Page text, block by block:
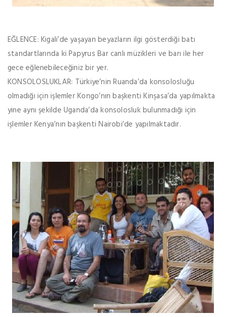
EĞLENCE: Kigali’de yaşayan beyazların ilgi gösterdiği batı
standartlarında ki Papyrus Bar canlı müzikleri ve barı ile her
gece eğlenebileceğiniz bir yer.
KONSOLOSLUKLAR: Türkiye’nin Ruanda’da konsolosluğu
olmadığı için işlemler Kongo’nın başkenti Kinşasa’da yapılmakta
yine aynı şekilde Uganda’da konsolosluk bulunmadığı için
işlemler Kenya’nın başkenti Nairobi’de yapılmaktadır.